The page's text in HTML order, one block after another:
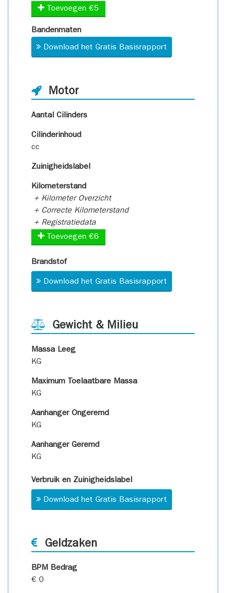
Toevoegen €5
Bandenmaten
Download het Gratis Basisrapport
Motor
Aantal Cilinders
Cilinderinhoud
cc
Zuinigheidslabel
Kilometerstand
+ Kilometer Overzicht
+ Correcte Kilometerstand
+ Registratiedata
Toevoegen €6
Brandstof
Download het Gratis Basisrapport
Gewicht & Milieu
Massa Leeg
KG
Maximum Toelaatbare Massa
KG
Aanhanger Ongeremd
KG
Aanhanger Geremd
KG
Verbruik en Zuinigheidslabel
Download het Gratis Basisrapport
Geldzaken
BPM Bedrag
€ 0